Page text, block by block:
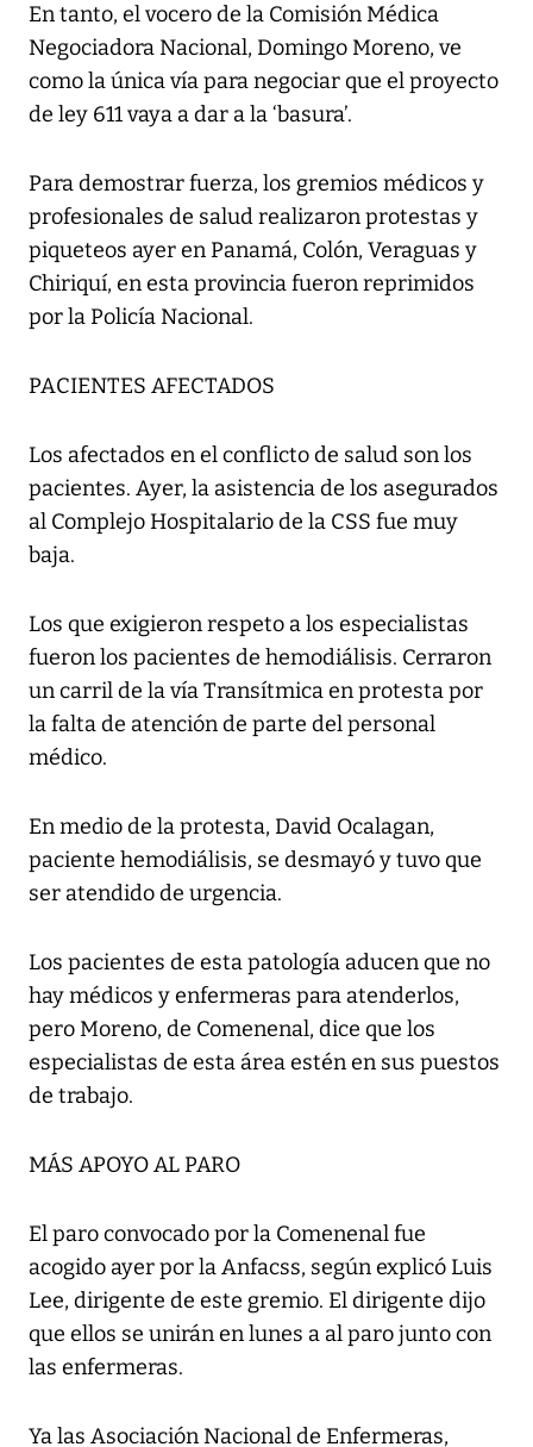
En tanto, el vocero de la Comisión Médica
Negociadora Nacional, Domingo Moreno, ve
como la única vía para negociar que el proyecto
de ley 611 vaya a dar a la ‘basura’.
Para demostrar fuerza, los gremios médicos y
profesionales de salud realizaron protestas y
piqueteos ayer en Panamá, Colón, Veraguas y
Chiriquí, en esta provincia fueron reprimidos
por la Policía Nacional.
PACIENTES AFECTADOS
Los afectados en el conflicto de salud son los
pacientes. Ayer, la asistencia de los asegurados
al Complejo Hospitalario de la CSS fue muy
baja.
Los que exigieron respeto a los especialistas
fueron los pacientes de hemodiálisis. Cerraron
un carril de la vía Transítmica en protesta por
la falta de atención de parte del personal
médico.
En medio de la protesta, David Ocalagan,
paciente hemodiálisis, se desmayó y tuvo que
ser atendido de urgencia.
Los pacientes de esta patología aducen que no
hay médicos y enfermeras para atenderlos,
pero Moreno, de Comenenal, dice que los
especialistas de esta área estén en sus puestos
de trabajo.
MÁS APOYO AL PARO
El paro convocado por la Comenenal fue
acogido ayer por la Anfacss, según explicó Luis
Lee, dirigente de este gremio. El dirigente dijo
que ellos se unirán en lunes a al paro junto con
las enfermeras.
Ya las Asociación Nacional de Enfermeras,